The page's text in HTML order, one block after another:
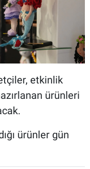
etkinlik
ürünleri
ürünler gün